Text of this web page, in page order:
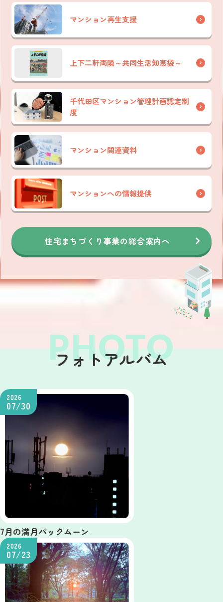
マンション再生支援
上下二軒両隣～共同生活知恵袋～
千代田区マンション管理計画認定制
度
マンション関連資料
マンションへの情報提供
住宅まちづくり事業の総合案内へ
フォトアルバム
7月の満月バックムーン
2026
07/30
2026
07/23